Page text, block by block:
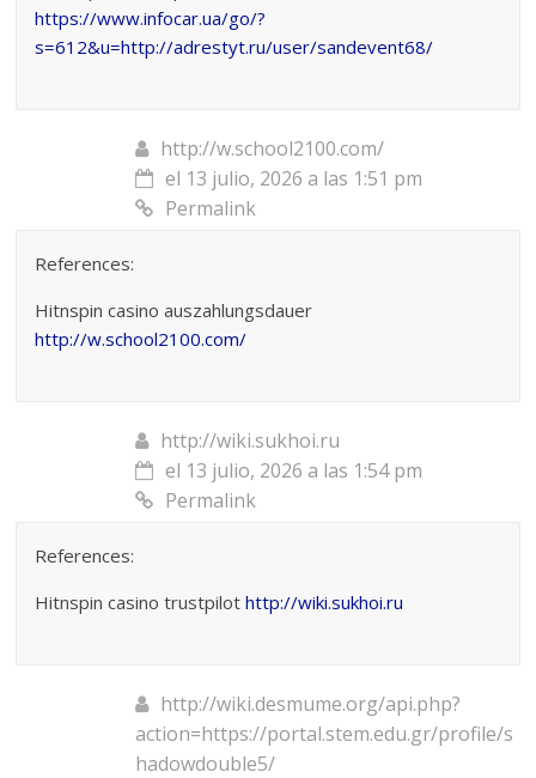
https://www.infocar.ua/go/?
s=612&u=http://adrestyt.ru/user/sandevent68/
http://w.school2100.com/
el 13 julio, 2026 a las 1:51 pm
Permalink
References:
Hitnspin casino auszahlungsdauer
http://w.school2100.com/
http://wiki.sukhoi.ru
el 13 julio, 2026 a las 1:54 pm
Permalink
References:
Hitnspin casino trustpilothttp://wiki.sukhoi.ru
http://wiki.desmume.org/api.php?
action=https://portal.stem.edu.gr/profile/s
hadowdouble5/